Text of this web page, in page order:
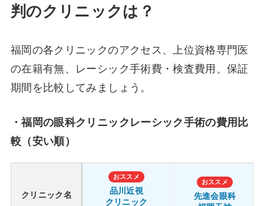
判のクリニックは？
福岡の各クリニックのアクセス、上位資格専門医
の在籍有無、レーシック手術費・検査費用、保証
期間を比較してみましょう。
・福岡の眼科クリニックレーシック手術の費用比
較（安い順）
クリニック名
おススメ
品川近視
クリニック
おススメ
先進会眼科